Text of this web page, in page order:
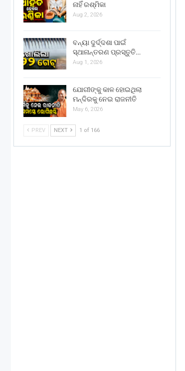
ନାହିଁ ରଶ୍ମିକା
Aug 2, 2026
ବନ୍ୟା ଦୁର୍ଦ୍ଦଶା ପାଇଁ
ସ୍ଥାନାନ୍ତରଣ ପ୍ରସ୍ତୁତି…
Aug 1, 2026
ଯୋଗୀଙ୍କୁ କାଳ ହୋଇଥିଲା
ମନ୍ଦିରକୁ ନେଇ ରାଜନୀତି
May 6, 2026
PREV NEXT 1 of 166